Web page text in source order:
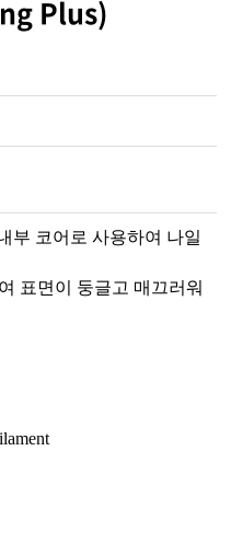
Plus)
부 코어로 사용하여 나일
표면이 둥글고 매끄러워